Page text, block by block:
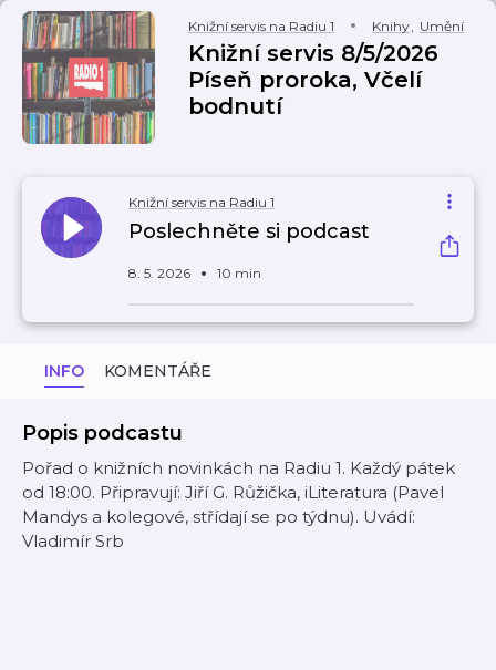
Knižní servis na Radiu 1 Knihy, Umění
Knižní servis 8/5/2026
Píseň proroka, Včelí
bodnutí
Knižní servis na Radiu 1
Poslechněte si podcast
8. 5. 2026 10 min
INFO KOMENTÁŘE
Popis podcastu
Pořad o knižních novinkách na Radiu 1. Každý pátek
od 18:00. Připravují: Jiří G. Růžička, iLiteratura (Pavel
Mandys a kolegové, střídají se po týdnu). Uvádí:
Vladimír Srb